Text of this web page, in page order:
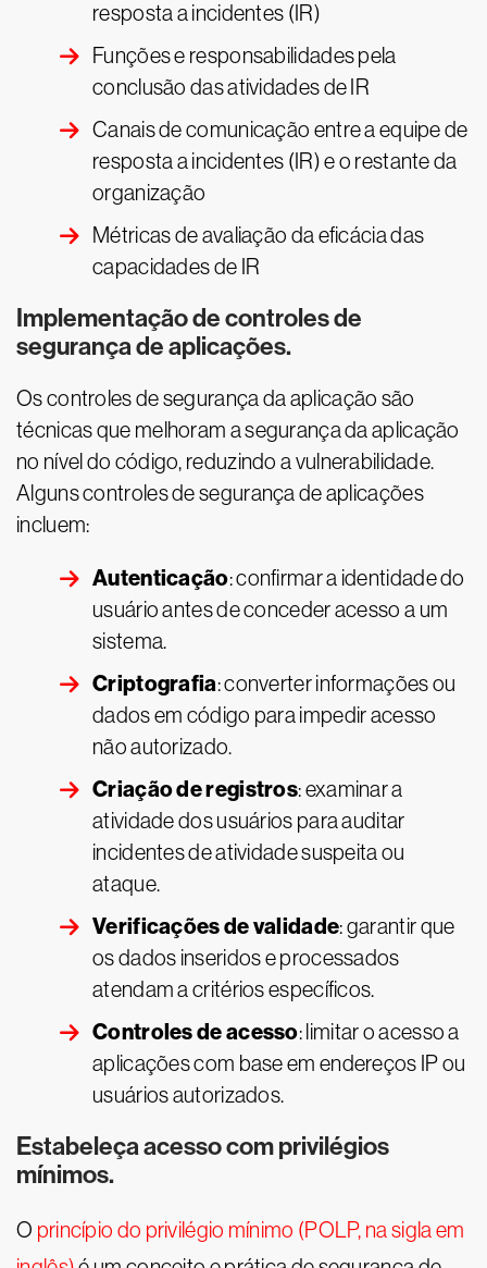
resposta a incidentes (IR)
Funções e responsabilidades pela
conclusão das atividades de IR
Canais de comunicação entre a equipe de
resposta a incidentes (IR) e o restante da
organização
Métricas de avaliação da eficácia das
capacidades de IR
Implementação de controles de
segurança de aplicações.
Os controles de segurança da aplicação são
técnicas que melhoram a segurança da aplicação
no nível do código, reduzindo a vulnerabilidade.
Alguns controles de segurança de aplicações
incluem:
Autenticação: confirmar a identidade do
usuário antes de conceder acesso a um
sistema.
Criptografia: converter informações ou
dados em código para impedir acesso
não autorizado.
Criação de registros: examinar a
atividade dos usuários para auditar
incidentes de atividade suspeita ou
ataque.
Verificações de validade: garantir que
os dados inseridos e processados
atendam a critérios específicos.
Controles de acesso: limitar o acesso a
aplicações com base em endereços IP ou
usuários autorizados.
Estabeleça acesso com privilégios
mínimos.
O princípio do privilégio mínimo (POLP, na sigla em